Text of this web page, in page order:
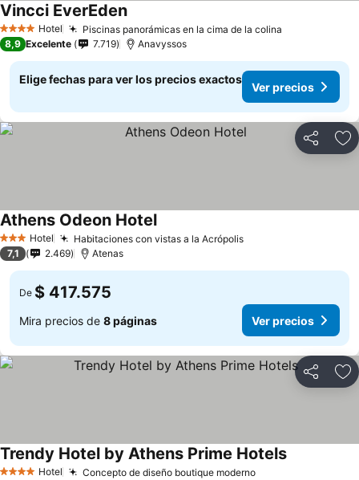
4 EstrellasHotel Piscinas panorámicas en la cima de la colina
Vincci EverEdenVer precios
8,9 Excelente 7.719 Anavyssos
Elige fechas para ver los precios exactos
Ver precios
Compartir
3 Estrellas
Hotel Habitaciones con vistas a la AcrópolisVer precios
Athens Odeon HotelVer precios
7,1 2.469 Atenas
De $ 417.575
Mira precios de 8 páginas Ver precios
Compartir
4 EstrellasHotel Concepto de diseño boutique modernoVer precios
Trendy Hotel by Athens Prime HotelsVer precios